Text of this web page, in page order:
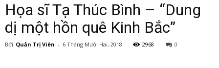
Họa sĩ Tạ Thúc Bình – “Dung
dị một hồn quê Kinh Bắc”
Bởi Quản Trị Viên - 6 Tháng Mười Hai, 2018 2968 0